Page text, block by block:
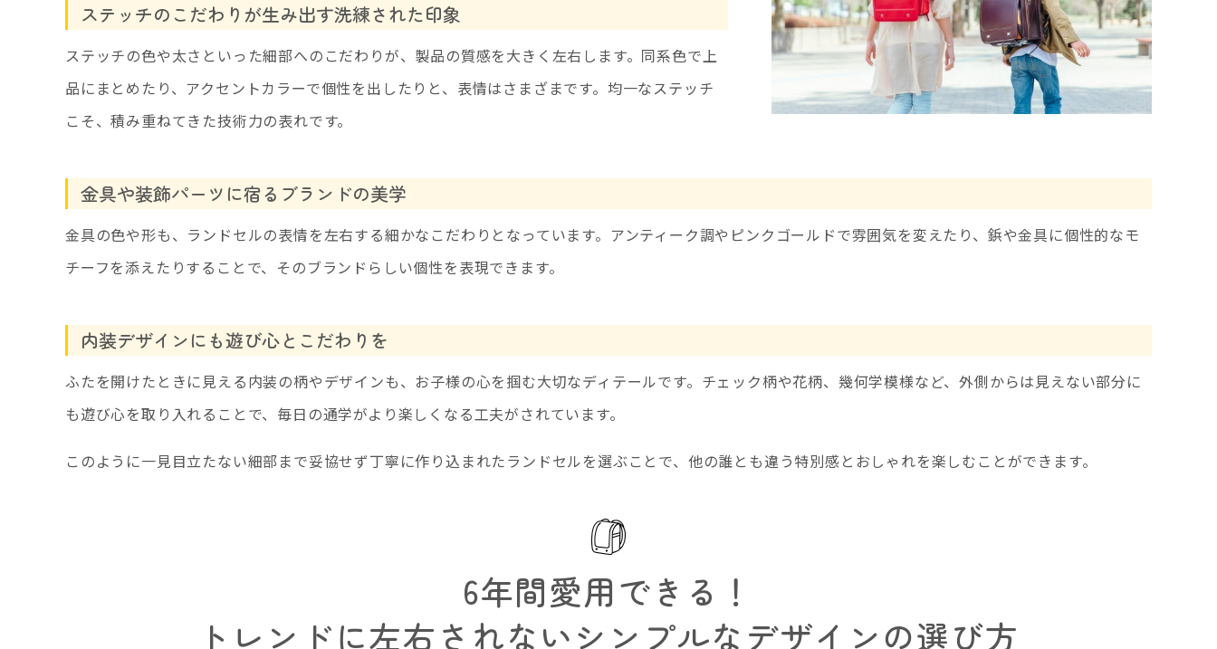
ステッチのこだわりが生み出す洗練された印象
ステッチの色や太さといった細部へのこだわりが、製品の質感を大きく左右します。同系色で上
品にまとめたり、アクセントカラーで個性を出したりと、表情はさまざまです。均一なステッチ
こそ、積み重ねてきた技術力の表れです。
金具や装飾パーツに宿るブランドの美学
金具の色や形も、ランドセルの表情を左右する細かなこだわりとなっています。アンティーク調やピンクゴールドで雰囲気を変えたり、鋲や金具に個性的なモ
チーフを添えたりすることで、そのブランドらしい個性を表現できます。
内装デザインにも遊び心とこだわりを
ふたを開けたときに見える内装の柄やデザインも、お子様の心を掴む大切なディテールです。チェック柄や花柄、幾何学模様など、外側からは見えない部分に
も遊び心を取り入れることで、毎日の通学がより楽しくなる工夫がされています。
このように一見目立たない細部まで妥協せず丁寧に作り込まれたランドセルを選ぶことで、他の誰とも違う特別感とおしゃれを楽しむことができます。
6年間愛用できる！
トレンドに左右されないシンプルなデザインの選び方